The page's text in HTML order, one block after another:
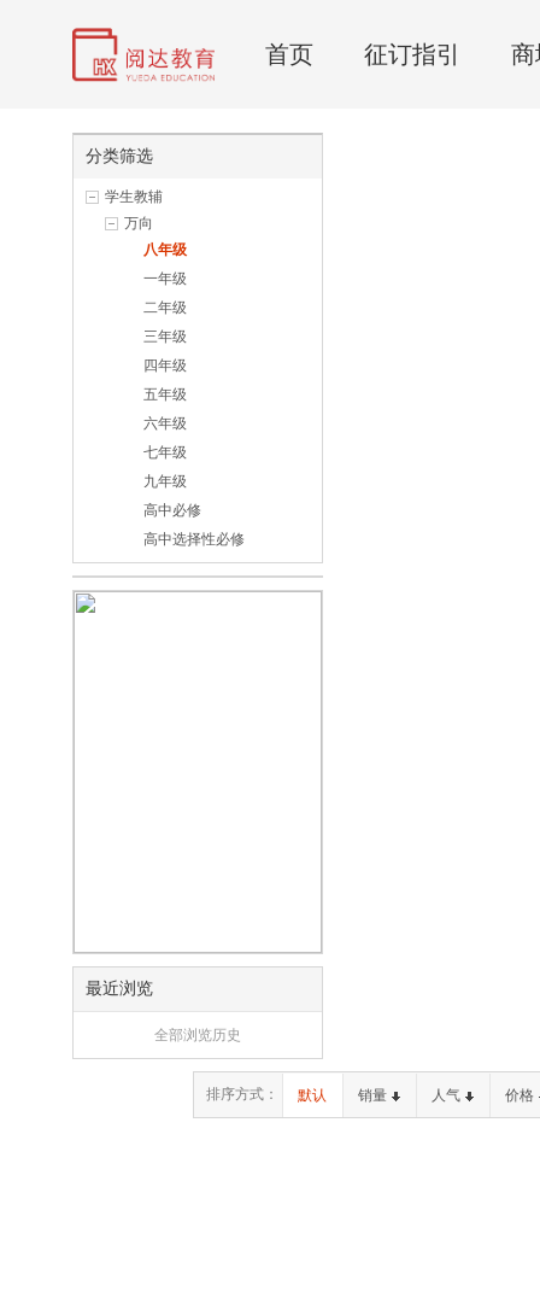
首页 征订指引 商
分类筛选
学生教辅
万向
八年级
一年级
二年级
三年级
四年级
五年级
六年级
七年级
九年级
高中必修
高中选择性必修
最近浏览
全部浏览历史
排序方式： 默认 销量 人气 价格